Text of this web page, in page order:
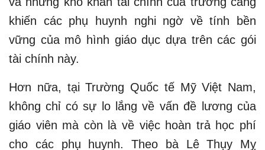
khiến các phụ huynh nghi ngờ về tính bền
vững của mô hình giáo dục dựa trên các gói
tài chính này.
Hơn nữa, tại Trường Quốc tế Mỹ Việt Nam,
không chỉ có sự lo lắng về vấn đề lương của
giáo viên mà còn là về việc hoàn trả học phí
cho các phụ huynh. Theo bà Lê Thụy Mỵ